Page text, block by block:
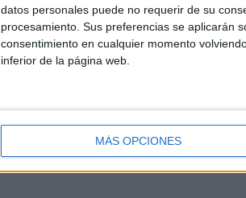
datos personales puede no requerir de su
procesamiento. Sus preferencias se aplicarán
consentimiento en cualquier momento
inferior de la página web.
MÁS OPCIONES